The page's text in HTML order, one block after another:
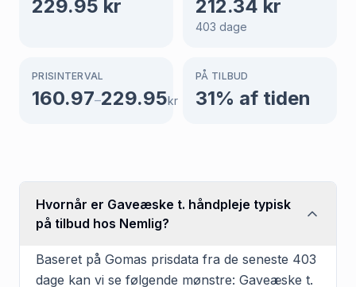
229.95 kr 212.34 kr
403 dage
PRISINTERVAL
160.97–229.95kr
PÅ TILBUD
31% af tiden
Hvornår er Gaveæske t. håndpleje typisk
på tilbud hos Nemlig?
Baseret på Gomas prisdata fra de seneste 403
dage kan vi se følgende mønstre: Gaveæske t.